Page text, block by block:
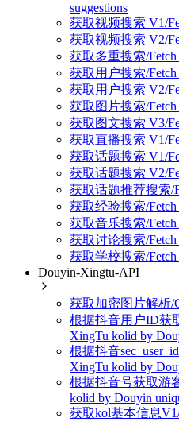
suggestions
获取视频搜索 V1/
获取视频搜索 V2/
获取多重搜索/Fetch
获取用户搜索/Fetch
获取用户搜索 V2/
获取图片搜索/Fetch
获取图文搜索 V3/
获取直播搜索 V1/
获取话题搜索 V1/
获取话题搜索 V2/
获取话题推荐搜索/
获取经验搜索/Fetch
获取音乐搜索/Fetch
获取讨论搜索/Fetch
获取学校搜索/Fetch
Douyin-Xingtu-API
获取加密图片解析/
根据抖音用户ID获
XingTu kolid by
根据抖音
XingTu kolid by
根据抖音号获取游
kolid by Douyin
获取kol基本信息